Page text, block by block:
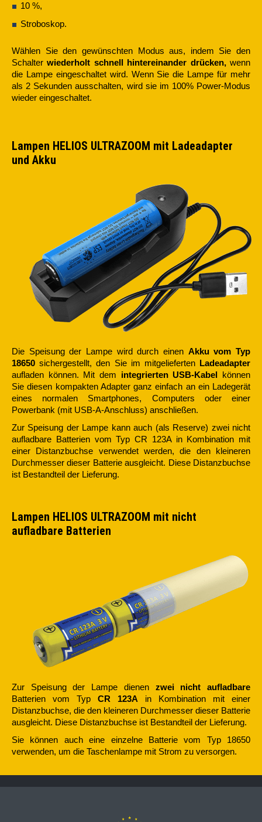
10 %,
Stroboskop.
Wählen Sie den gewünschten Modus aus, indem Sie den
Schalterwiederholt schnell hintereinander drücken,wenn
die Lampe eingeschaltet wird. Wenn Sie die Lampe für mehr
als 2 Sekunden ausschalten, wird sie im 100% Power-Modus
wieder eingeschaltet.
Lampen HELIOS ULTRAZOOM mit Ladeadapter
und Akku
Die Speisung der Lampe wird durch einen Akku vom Typ
18650 sichergestellt, den Sie im mitgelieferten Ladeadapter
aufladen können. Mit dem integrierten USB-Kabel
können
Sie diesen kompakten Adapter ganz einfach an ein Ladegerät
eines normalen Smartphones, Computers oder einer
Powerbank (mit USB-A-Anschluss) anschließen.
Zur Speisung der Lampe kann auch (als Reserve) zwei nicht
aufladbare Batterien vom Typ CR 123A in Kombination mit
einer Distanzbuchse verwendet werden, die den kleineren
Durchmesser dieser Batterie ausgleicht. Diese Distanzbuchse
ist Bestandteil der Lieferung.
Lampen HELIOS ULTRAZOOM mit nicht
aufladbare Batterien
Zur Speisung der Lampe dienen zwei nicht aufladbare
Batterien vom Typ CR 123A in Kombination mit einer
Distanzbuchse, die den kleineren Durchmesser dieser Batterie
ausgleicht. Diese Distanzbuchse ist Bestandteil der Lieferung.
Sie können auch eine einzelne Batterie vom Typ 18650
verwenden, um die Taschenlampe mit Strom zu versorgen.